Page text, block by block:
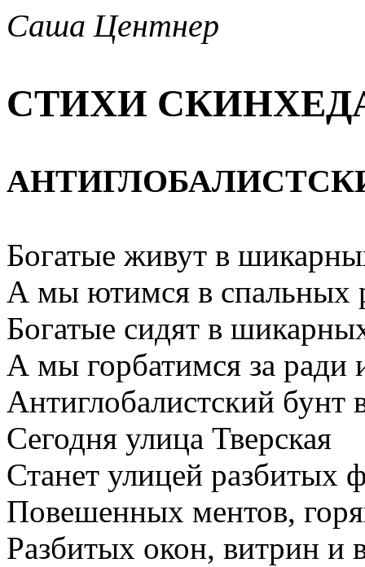
Саша Центнер
СТИХИ СКИНХЕ
Богатые живут в
А мы ютимся в спальных
Богатые сидят в
А мы горбатимся за ради
Антиглобалистский бунт
Сегодня улица Тверская
Станет улицей разбитых
Повешенных ментов,
Разбитых окон, витрин и